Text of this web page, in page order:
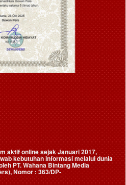
aktif online sejak Januari 2017,
kebutuhan informasi melalui dunia
PT. Wahana Bintang Media
, Nomor : 363/DP-